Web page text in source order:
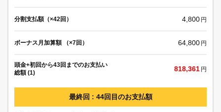
分割支払額（×42回） 4,800 円
ボーナス月加算額 （×7回） 64,800 円
頭金+初回から43回までのお支払い
総額 (1)
818,361 円
最終回 : 44回目のお支払額